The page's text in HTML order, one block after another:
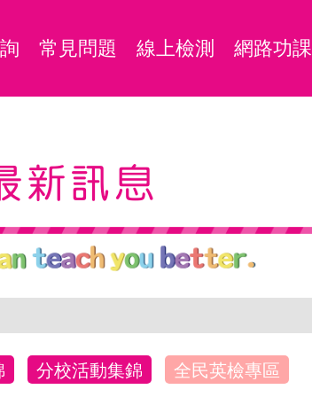
常見問題 線上檢測 網路功課
新訊息
分校活動集錦 全民英檢專區